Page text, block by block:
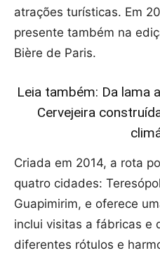
atrações turísticas. Em
presente também na
Bière de Paris.
Leia também: Da lama
Cervejeira
Criada em 2014, a rota
quatro cidades:
Guapimirim, e oferece
inclui visitas a fábricas e
diferentes rótulos e